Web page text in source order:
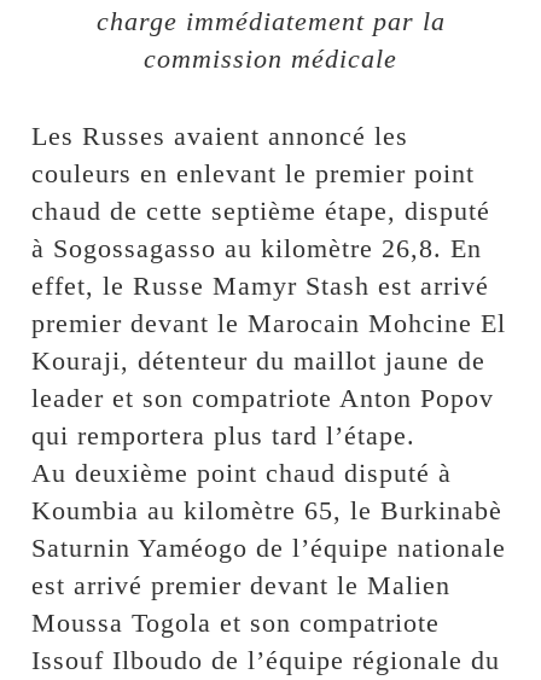
charge immédiatement par la
commission médicale
Les Russes avaient annoncé les
couleurs en enlevant le premier point
chaud de cette septième étape, disputé
à Sogossagasso au kilomètre 26,8. En
effet, le Russe Mamyr Stash est arrivé
premier devant le Marocain Mohcine El
Kouraji, détenteur du maillot jaune de
leader et son compatriote Anton Popov
qui remportera plus tard l’étape.
Au deuxième point chaud disputé à
Koumbia au kilomètre 65, le Burkinabè
Saturnin Yaméogo de l’équipe nationale
est arrivé premier devant le Malien
Moussa Togola et son compatriote
Issouf Ilboudo de l’équipe régionale du